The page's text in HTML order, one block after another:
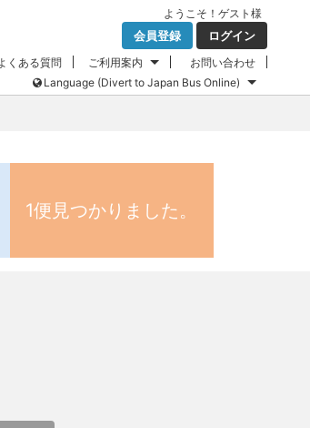
ようこそ！ ゲスト 様
会員登録 ログイン
くある質問 ご利用案内
お問い合わせ
Language (Divert to Japan Bus Online)
1便見つかりました。